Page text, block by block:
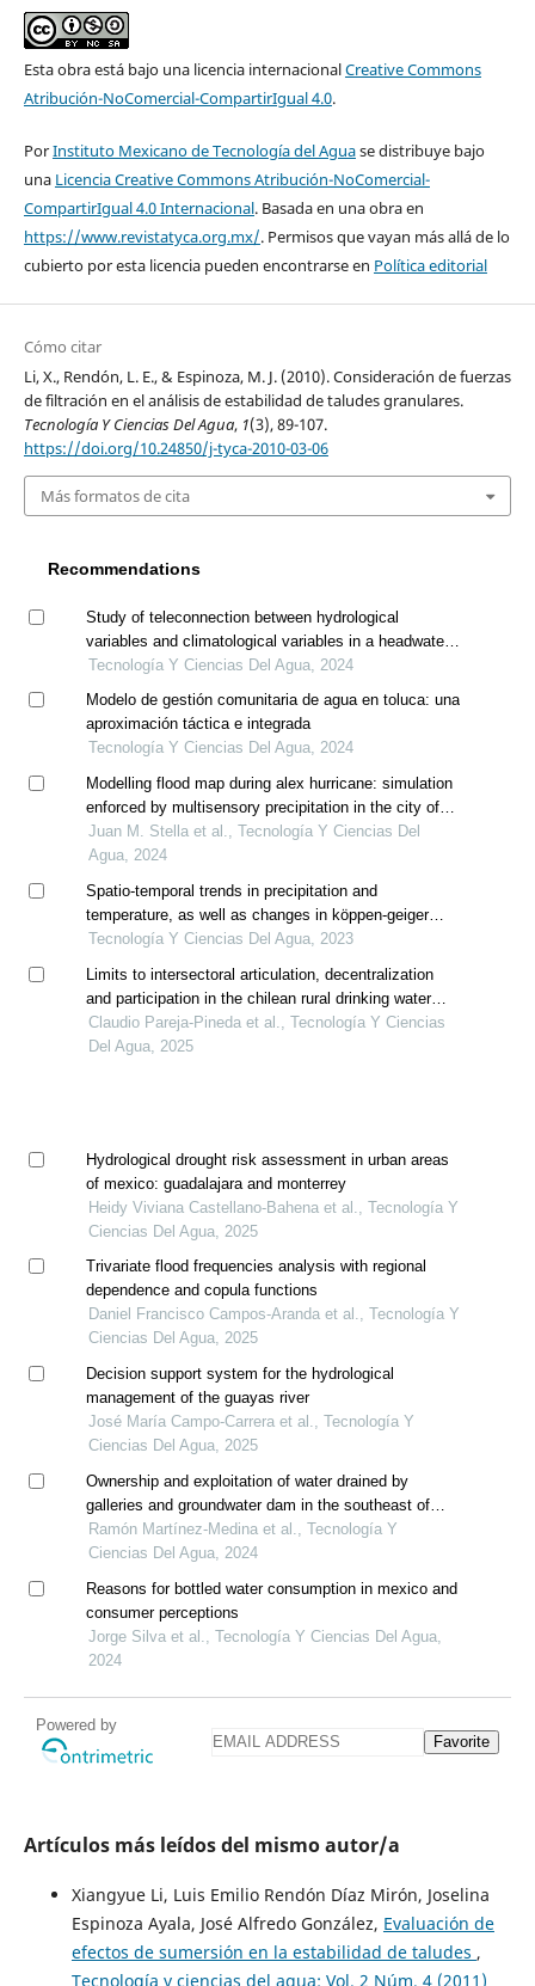
Esta obra está bajo una licencia internacionalCreative Commons
Atribución-NoComercial-CompartirIgual 4.0.
PorInstituto Mexicano de Tecnología del Aguase distribuye bajo
una Licencia Creative Commons Atribución-NoComercial-
CompartirIgual 4.0 Internacional. Basada en una obra en
https://www.revistatyca.org.mx/. Permisos que vayan más allá de lo
cubierto por esta licencia pueden encontrarse en Política editorial
Cómo citar
Li, X., Rendón, L. E., & Espinoza, M. J. (2010). Consideración de fuerzas
de filtración en el análisis de estabilidad de taludes granulares.
Tecnología Y Ciencias Del Agua, 1(3), 89-107.
https://doi.org/10.24850/j-tyca-2010-03-06
Más formatos de cita
Recommendations
Study of teleconnection between hydrological
variables and climatological variables in a headwater
basin of the maipo river for forecast model application
Tecnología Y Ciencias Del Agua, 2024
Modelo de gestión comunitaria de agua en toluca: una
aproximación táctica e integrada
Tecnología Y Ciencias Del Agua, 2024
Modelling flood map during alex hurricane: simulation
enforced by multisensory precipitation in the city of
monterrey, mexico
Juan M. Stella et al., Tecnología Y Ciencias Del
Agua, 2024
Spatio-temporal trends in precipitation and
temperature, as well as changes in köppen-geiger
climate classes in the sila river sub-basin, mexico
Tecnología Y Ciencias Del Agua, 2023
Limits to intersectoral articulation, decentralization
and participation in the chilean rural drinking water
policy
Claudio Pareja-Pineda et al., Tecnología Y Ciencias
Del Agua, 2025
Hydrological drought risk assessment in urban areas
of mexico: guadalajara and monterrey
Heidy Viviana Castellano-Bahena et al., Tecnología Y
Ciencias Del Agua, 2025
Trivariate flood frequencies analysis with regional
dependence and copula functions
Daniel Francisco Campos-Aranda et al., Tecnología Y
Ciencias Del Agua, 2025
Decision support system for the hydrological
management of the guayas river
José María Campo-Carrera et al., Tecnología Y
Ciencias Del Agua, 2025
Ownership and exploitation of water drained by
galleries and groundwater dam in the southeast of
spain
Ramón Martínez-Medina et al., Tecnología Y
Ciencias Del Agua, 2024
Reasons for bottled water consumption in mexico and
consumer perceptions
Jorge Silva et al., Tecnología Y Ciencias Del Agua,
2024
Powered by
Favorite
Artículos más leídos del mismo autor/a
Xiangyue Li, Luis Emilio Rendón Díaz Mirón, Joselina
Espinoza Ayala, José Alfredo González, Evaluación de
efectos de sumersión en la estabilidad de taludes ,
Tecnología y ciencias del agua: Vol. 2 Núm. 4 (2011)